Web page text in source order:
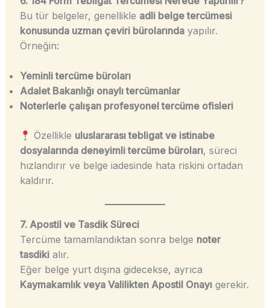
Bu tür belgeler, genellikle adli belge tercümesi
konusunda uzman çeviri bürolarındayapılır.
Örneğin:
Yeminli tercüme büroları
Adalet Bakanlığı onaylı tercümanlar
Noterlerle çalışan profesyonel tercüme ofisleri
Özellikle uluslararası tebligat ve istinabe
dosyalarında deneyimli tercüme büroları, süreci
hızlandırır ve belge iadesinde hata riskini ortadan
kaldırır.
7. Apostil ve Tasdik Süreci
Tercüme tamamlandıktan sonra belge noter
tasdikialır.
Eğer belge yurt dışına gidecekse, ayrıca
Kaymakamlık veya Valilikten Apostil Onayıgerekir.